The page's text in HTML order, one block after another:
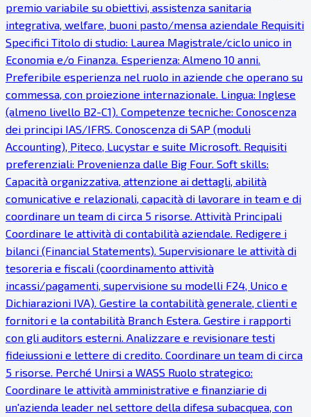
premio variabile su obiettivi, assistenza sanitaria
integrativa, welfare, buoni pasto/mensa aziendale Requisiti
Specifici Titolo di studio: Laurea Magistrale/ciclo unico in
Economia e/o Finanza. Esperienza: Almeno 10 anni.
Preferibile esperienza nel ruolo in aziende che operano su
commessa, con proiezione internazionale. Lingua: Inglese
(almeno livello B2-C1). Competenze tecniche: Conoscenza
dei principi IAS/IFRS. Conoscenza di SAP (moduli
Accounting), Piteco, Lucystar e suite Microsoft. Requisiti
preferenziali: Provenienza dalle Big Four. Soft skills:
Capacità organizzativa, attenzione ai dettagli, abilità
comunicative e relazionali, capacità di lavorare in team e di
coordinare un team di circa 5 risorse. Attività Principali
Coordinare le attività di contabilità aziendale. Redigere i
bilanci (Financial Statements). Supervisionare le attività di
tesoreria e fiscali (coordinamento attività
incassi/pagamenti, supervisione su modelli F24, Unico e
Dichiarazioni IVA). Gestire la contabilità generale, clienti e
fornitori e la contabilità Branch Estera. Gestire i rapporti
con gli auditors esterni. Analizzare e revisionare testi
fideiussioni e lettere di credito. Coordinare un team di circa
5 risorse. Perché Unirsi a WASS Ruolo strategico:
Coordinare le attività amministrative e finanziarie di
un'azienda leader nel settore della difesa subacquea, con